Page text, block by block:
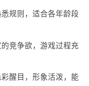
规则，适合各年龄段
竞争欲，游戏过程充
醒目，形象活泼，能